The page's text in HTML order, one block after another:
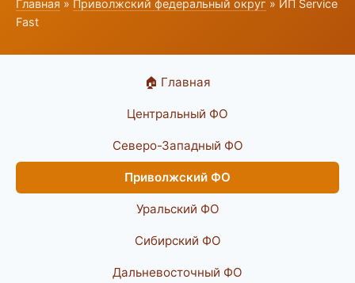
Главная » Приволжский федеральный округ » ИП Service
Fast
🏠 Главная
Центральный ФО
Северо-Западный ФО
Приволжский ФО
Уральский ФО
Сибирский ФО
Дальневосточный ФО